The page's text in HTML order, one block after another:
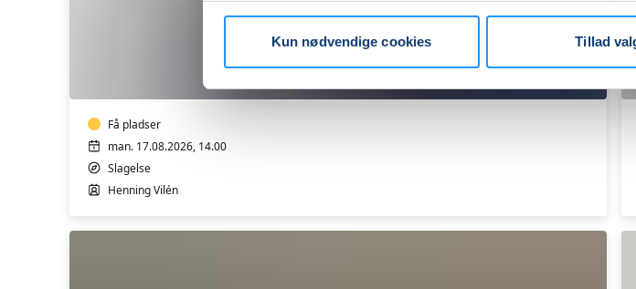
Kun nødvendige cookies Tillad
i
Slagelse
Få pladser
man. 17.08.2026, 14.00
Slagelse
Henning Vilén